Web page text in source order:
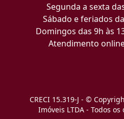
Segunda a sexta
Sábado e feriados
Domingos das 9h às
Atendimento
CRECI 15.319-J - ©
Imóveis LTDA - Todos